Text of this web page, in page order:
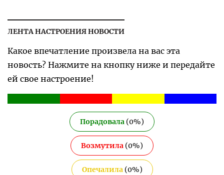
ЛЕНТА НАСТРОЕНИЯ НОВОСТИ
Какое впечатление произвела на вас эта
новость? Нажмите на кнопку ниже и передайте
ей свое настроение!
Порадовала (0%)
Возмутила (0%)
Опечалила(0%)